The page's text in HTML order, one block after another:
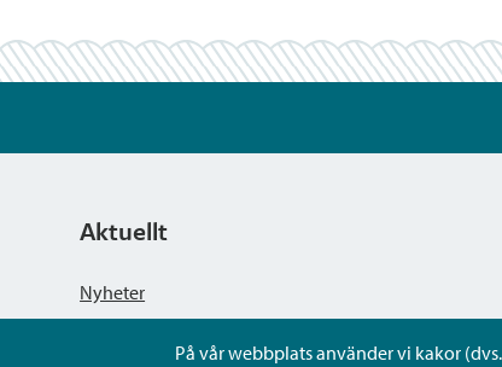
På vår webbplats använder vi kakor
Aktuellt
Nyheter
Kungörelser